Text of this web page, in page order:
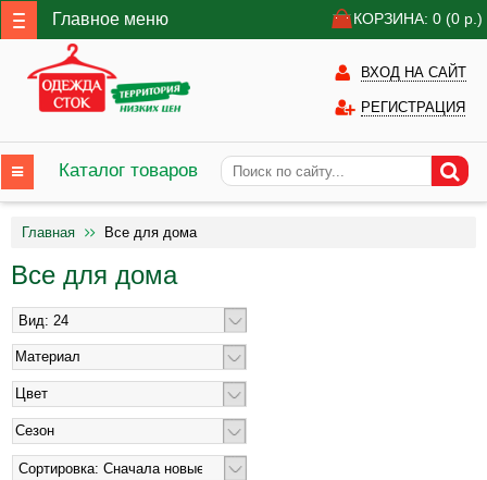
Главное меню КОРЗИНА: 0 (0 р.)
ВХОД НА САЙТ
РЕГИСТРАЦИЯ
Каталог товаров
Главная Все для дома
Все для дома
Материал
Цвет
Сезон